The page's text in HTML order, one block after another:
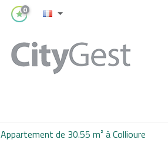
0
Appartement de 30.55 m² à Collioure